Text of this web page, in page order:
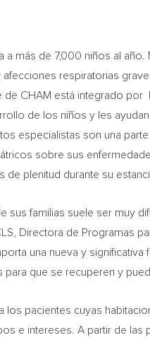
a más de 7,000 niños al
respiratorias
CHAM está integrado
de los niños y les
especialistas son una
sobre sus
plenitud durante su
sus familias suele ser muy
Directora de Programas
una nueva y
que se recuperen y
los pacientes cuyas
e intereses. A partir de